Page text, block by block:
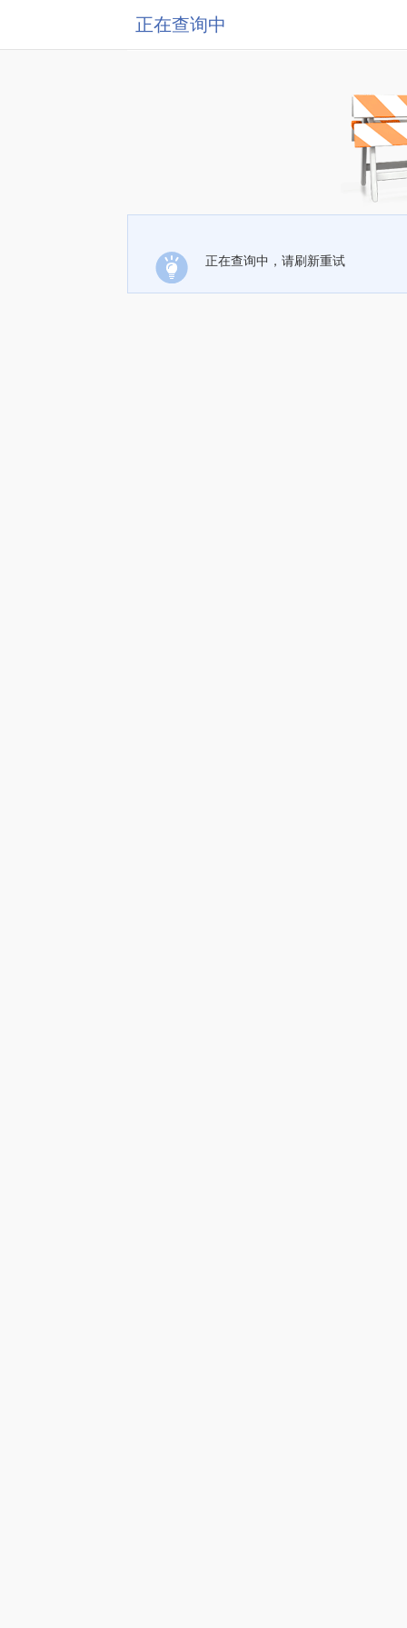
正在查询中
正在查询中，请刷新重试